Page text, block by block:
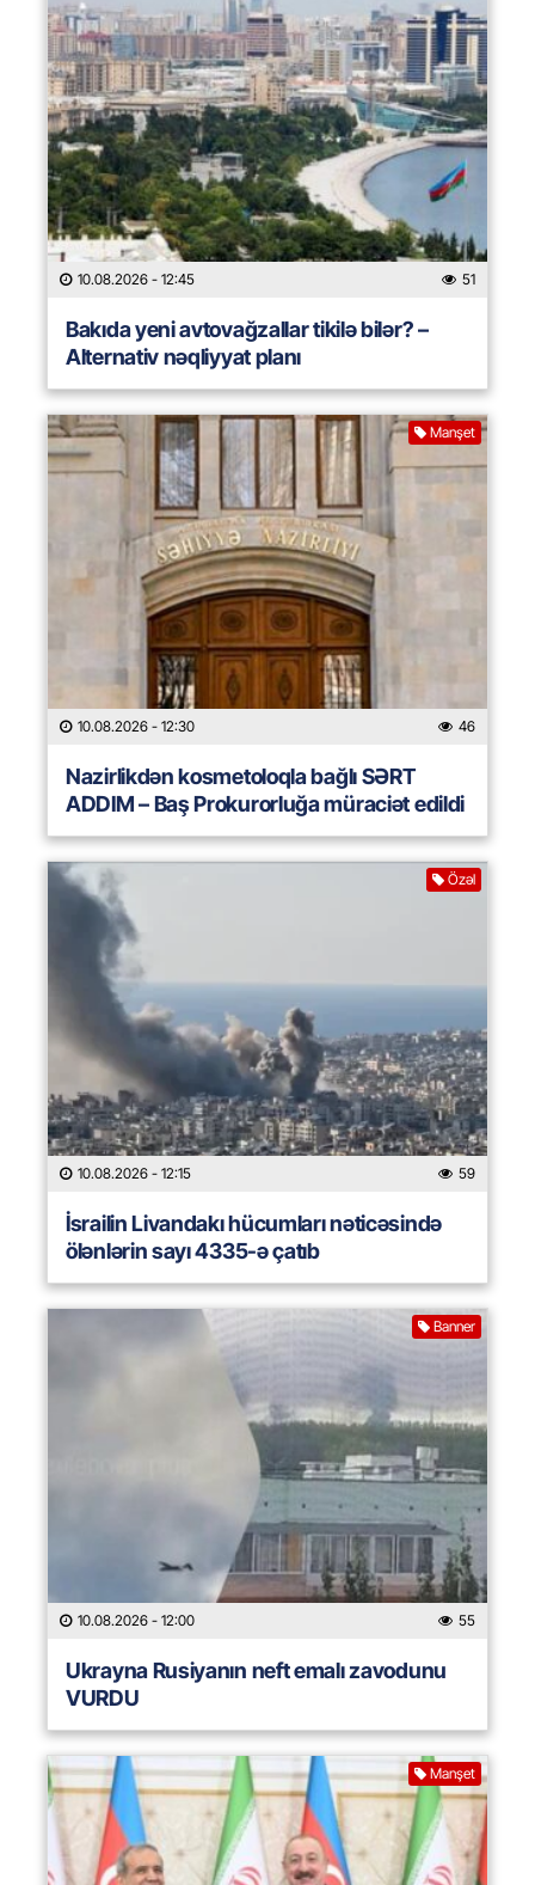
10.08.2026 - 12:45 51
Bakıda yeni avtovağzallar tikilə bilər? –
Alternativ nəqliyyat planı
Manşet
10.08.2026 - 12:30 46
Nazirlikdən kosmetoloqla bağlı SƏRT
ADDIM – Baş Prokurorluğa müraciət edildi
Özəl
10.08.2026 - 12:15 59
İsrailin Livandakı hücumları nəticəsində
ölənlərin sayı 4335-ə çatıb
Banner
10.08.2026 - 12:00 55
Ukrayna Rusiyanın neft emalı zavodunu
VURDU
Manşet